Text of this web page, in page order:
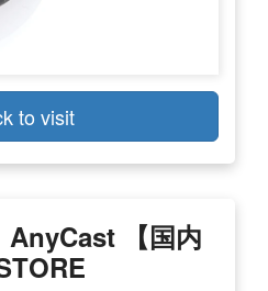
to visit
AnyCast 【国内